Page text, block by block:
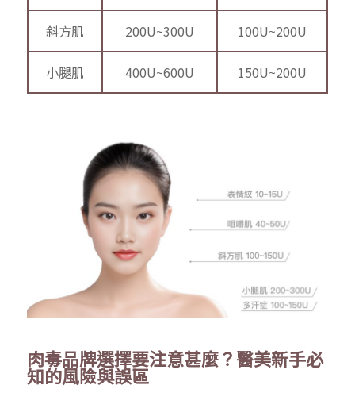
斜方肌 200U~300U 100U~200U
小腿肌 400U~600U 150U~200U
肉毒品牌選擇要注意甚麼？醫美新手必
知的風險與誤區